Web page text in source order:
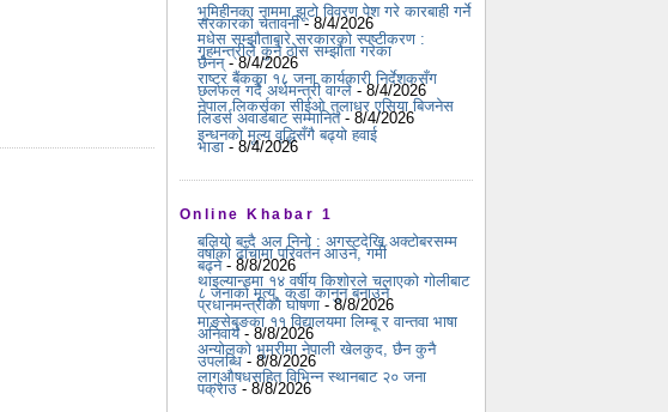
भूमिहीनका नाममा झूटो विवरण पेश गरे कारबाही गर्ने
सरकारको चेतावनी- 8/4/2026
मधेस सम्झौताबारे सरकारको स्पष्टीकरण :
गृहमन्त्रीले कुनै ठोस सम्झौता गरेका
छैनन्- 8/4/2026
राष्ट्र बैंकका १८ जना कार्यकारी निर्देशकसँग
छलफल गर्दै अर्थमन्त्री वाग्ले - 8/4/2026
नेपाल लिकर्सका सीईओ तुलाधर एसिया बिजनेस
लिडर्स अवार्डबाट सम्मानित- 8/4/2026
इन्धनको मूल्य वृद्धिसँगै बढ्यो हवाई
भाडा- 8/4/2026
Online Khabar 1
बलियो बन्दै अल निनो : अगस्टदेखि अक्टोबरसम्म
वर्षाको ढाँचामा परिवर्तन आउने, गर्मी
बढ्ने- 8/8/2026
थाइल्यान्डमा १४ वर्षीय किशोरले चलाएको गोलीबाट
८ जनाको मृत्यु, कडा कानुन बनाउने
प्रधानमन्त्रीको घोषणा - 8/8/2026
माङसेबुङका ११ विद्यालयमा लिम्बू र वान्तवा भाषा
अनिवार्य- 8/8/2026
अन्योलको भुमरीमा नेपाली खेलकुद, छैन कुनै
उपलब्धि - 8/8/2026
लागुऔषधसहित विभिन्न स्थानबाट २० जना
पक्राउ - 8/8/2026